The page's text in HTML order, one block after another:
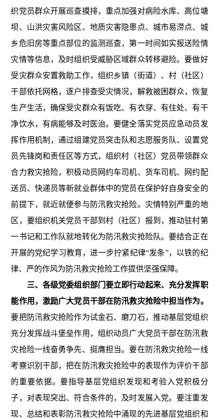
织党员群众开展巡查摸排，重点加强对病险水库、高位塘
坝、山洪灾害风险区、地质灾害隐患点、城市易涝点、城
乡危旧房等重点部位的监测巡查，第一时间如实报送险情
灾情等信息，及时组织受威胁区域群众转移避险。要做好
受灾群众安置救助工作，组织乡镇（街道）、村（社区）
干部依托网格，逐户排查受灾情况，解救被困群众，恢复
生产生活，确保受灾群众有饭吃、有衣穿、有住处、有干
净饮水，有病能够及时医治。要健全落实党员应急动员发
挥作用机制，通过组建党员突击队和志愿服务队、设置党
员先锋岗和责任区等方式，组织村（社区）党员带领群众
合力救灾抢险，积极动员网约车司机、货车司机、网约配
送员、快递员等新就业群体中的党员在保护好自身安全的
前提下，就近就便参与防汛救灾抢险。灾情特别严重的地
区，要组织机关党员干部到村（社区）报到，推动驻村第
一书记和工作队就地转化为防汛救灾抢险队。要结合正在
开展的党纪学习教育，进一步拧紧纪律“发条”，以铁的纪
律、严的作风为防汛救灾抢险工作提供坚强保障。
三、各级党委组织部门要立即行动起来、充分发挥职
能作用，激励广大党员干部在防汛救灾抢险中担当作为。
要把防汛救灾抢险作为试金石、磨刀石，推动基层党组织
充分发挥战斗堡垒作用，组织动员广大党员干部在防汛救
灾抢险一线奋勇争先、挺膺担当。要在防汛救灾抢险一线
考察识别干部，把在防汛救灾抢险中的表现作为评价干部
的重要依据。要指导基层党组织发现和考验入党积极分
子，对表现突出、符合条件的，及时发展入党。要注重发
现、总结和表彰防汛救灾抢险中涌现的先进基层党组织和